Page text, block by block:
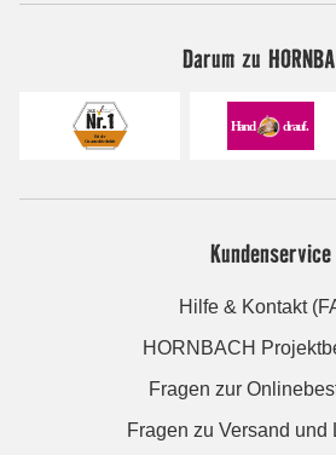
Darum zu
Kundenservice
Hilfe & Kontakt
HORNBACH
Fragen zur
Fragen zu Versand und